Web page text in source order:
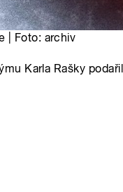
| Foto: archiv
Karla Rašky